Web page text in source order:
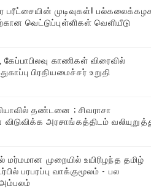
பரீட்சையின் முடிவுகள்! பல்கலைக்கழக
வெட்டுப்புள்ளிகள் வெளியீடு
காணிகள் விரைவில்
பிரதியமைச்சர் உறுதி
தண்டனை ; சிவராசா
அரசாங்கத்திடம் வலியுறுத்து
மர்மமான முறையில் உயிரிழந்த தமிழ்
பரபரப்பு வாக்குமூலம் - பல